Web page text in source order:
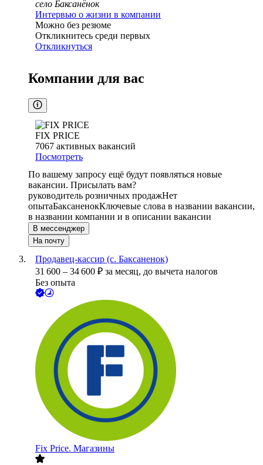
село Баксанёнок
Интервью о жизни в компании
Можно без резюме
Откликнитесь среди первых
Откликнуться
Компании для вас
FIX PRICE
7067 активных вакансий
Посмотреть
По вашему запросу ещё будут появляться новые
вакансии. Присылать вам?
руководитель розничных продажНет
опытаБаксаненокКлючевые слова в названии вакансии,
в названии компании и в описании вакансии
В мессенджер
На почту
Продавец-кассир (с. Баксаненок)
31 600 – 34 600 ₽ за месяц, до вычета налогов
Без опыта
Fix Price. Магазины